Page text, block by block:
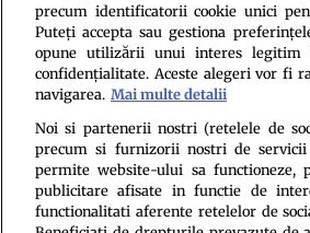
precum identificatorii cookie unici
Puteți accepta sau gestiona
opune utilizării unui interes
confidențialitate. Aceste alegeri vor fi
navigarea. Mai multe detalii
Noi si partenerii nostri (retelele de
precum si furnizorii nostri de
permite website-ului sa functioneze,
publicitare afisate in functie de
functionalitati aferente retelelor de